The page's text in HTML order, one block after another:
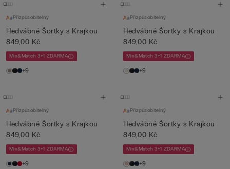
Přizpůsobitelný
Hedvábné Šortky s Krajkou
849,00 Kč
Mix&Match 3+1 ZDARMA
+9
Přizpůsobitelný
Hedvábné Šortky s Krajkou
849,00 Kč
Mix&Match 3+1 ZDARMA
+9
Přizpůsobitelný
Hedvábné Šortky s Krajkou
849,00 Kč
Mix&Match 3+1 ZDARMA
+9
Přizpůsobitelný
Hedvábné Šortky s Krajkou
849,00 Kč
Mix&Match 3+1 ZDARMA
+9